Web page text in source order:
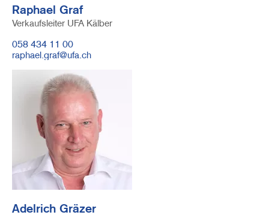
Raphael Graf
Verkaufsleiter UFA Kälber
Telefonnummer
058 434 11 00
E-
raphael.graf@ufa.ch
Adelrich Gräzer